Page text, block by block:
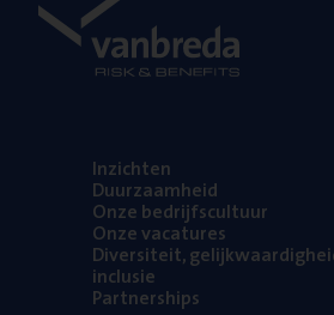
Inzich­ten
Duur­zaam­heid
Onze bedrijfs­cul­tuur
Onze vaca­tu­res
Diver­si­teit,
inclusie
Part­ner­ships